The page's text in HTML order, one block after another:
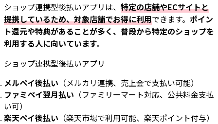
ショップ連携型後払いアプリは、 特定の店舗やECサイトと
提携しているため、対象店舗でお得に利用できます。 ポイン
ト還元や特典があることが多く、普段から特定のショップを
利用する人に向いています。
ショップ連携型後払いアプリ
メルペイ後払い （メルカリ連携、売上金で支払い可能）
ファミペイ翌月払い （ファミリーマート対応、公共料金支払
い可）
楽天ペイ後払い （楽天市場で利用可能、楽天ポイント付与）